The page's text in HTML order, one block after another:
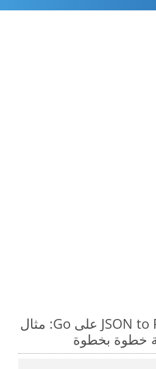
كيفية تحويل JSON to PDFA على Go: مثال
خطوة بخطوة